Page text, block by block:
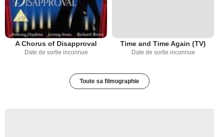
A Chorus of Disapproval
Date de sortie inconnue
Time and Time Again (TV)
Date de sortie inconnue
Toute sa filmographie